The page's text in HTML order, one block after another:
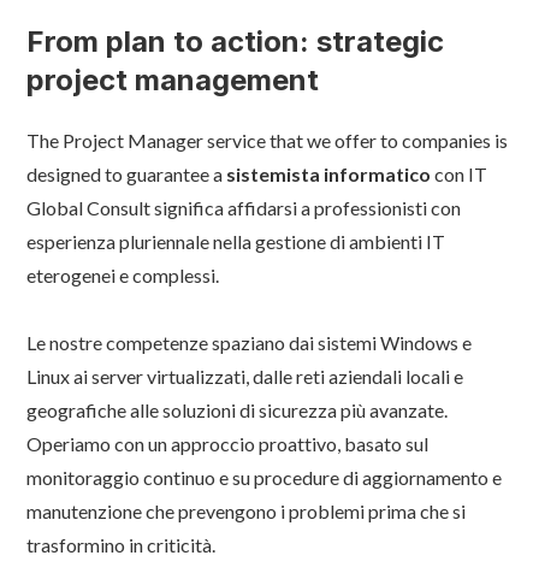
From plan to action: strategic
project management
The Project Manager service that we offer to companies is
designed to guarantee a sistemista informatico con IT
Global Consult significa affidarsi a professionisti con
esperienza pluriennale nella gestione di ambienti IT
eterogenei e complessi.
Le nostre competenze spaziano dai sistemi Windows e
Linux ai server virtualizzati, dalle reti aziendali locali e
geografiche alle soluzioni di sicurezza più avanzate.
Operiamo con un approccio proattivo, basato sul
monitoraggio continuo e su procedure di aggiornamento e
manutenzione che prevengono i problemi prima che si
trasformino in criticità.